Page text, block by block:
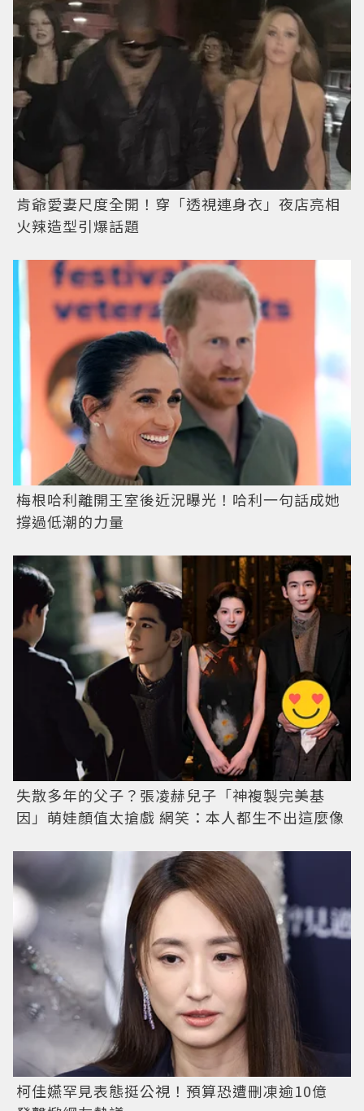
肯爺愛妻尺度全開！穿「透視連身衣」夜店亮相
火辣造型引爆話題
梅根哈利離開王室後近況曝光！哈利一句話成她
撐過低潮的力量
失散多年的父子？張凌赫兒子「神複製完美基
因」萌娃顏值太搶戲 網笑：本人都生不出這麼像
柯佳嬿罕見表態挺公視！預算恐遭刪凍逾10億